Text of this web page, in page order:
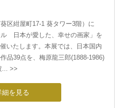
区紺屋町17-1 葵タワー3階）に
日本が愛した、幸せの画家」を
いたします。本展では、日本国内
品39点を、梅原龍三郎(1888-1986)
... >>
細を見る